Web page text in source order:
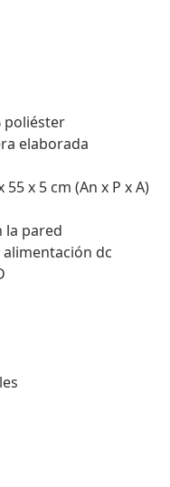
poliéster
elaborada
x 5 cm (An x P x A)
la pared
alimentación dc